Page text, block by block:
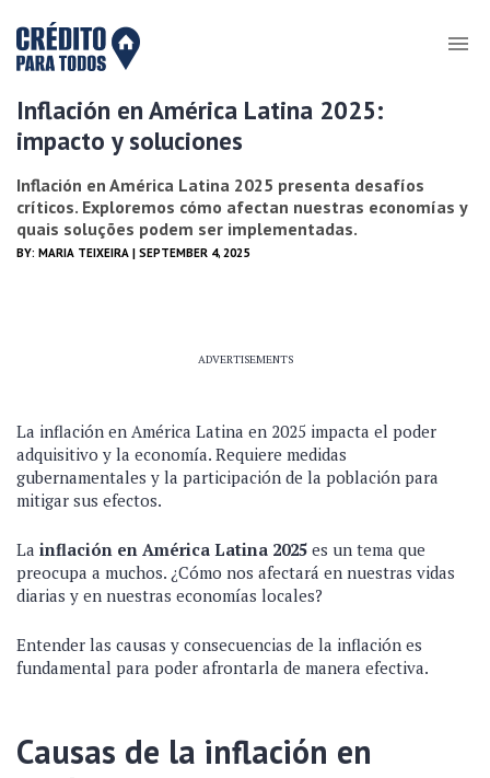
Inflación en América Latina 2025:
impacto y soluciones
Inflación en América Latina 2025 presenta desafíos
críticos. Exploremos cómo afectan nuestras economías y
quais soluções podem ser implementadas.
BY: MARIA TEIXEIRA | SEPTEMBER 4, 2025
ADVERTISEMENTS
La inflación en América Latina en 2025 impacta el poder
adquisitivo y la economía. Requiere medidas
gubernamentales y la participación de la población para
mitigar sus efectos.
La inflación en América Latina 2025 es un tema que
preocupa a muchos. ¿Cómo nos afectará en nuestras vidas
diarias y en nuestras economías locales?
Entender las causas y consecuencias de la inflación es
fundamental para poder afrontarla de manera efectiva.
Causas de la inflación en